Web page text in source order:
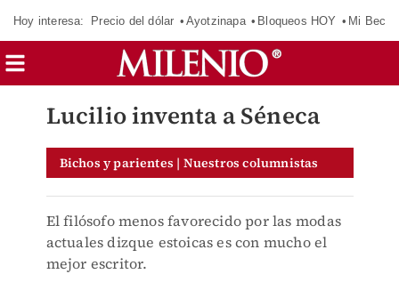
Hoy interesa: Precio del dólar Ayotzinapa Bloqueos HOY Mi Beca
Lucilio inventa a Séneca
Bichos y parientes | Nuestros columnistas
El filósofo menos favorecido por las modas
actuales dizque estoicas es con mucho el
mejor escritor.